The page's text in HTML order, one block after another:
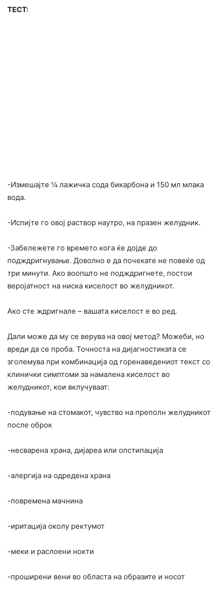
ТЕСТ:
-Измешајте ¼ лажичка сода бикарбона и 150 мл млака
вода.
-Испијте го овој раствор наутро, на празен желудник.
-Забележете го времето кога ќе дојде до
подждригнување. Доволно е да почекате не повеќе од
три минути. Ако воопшто не подждригнете, постои
веројатност на ниска киселост во желудникот.
Ако сте ждригнале – вашата киселост е во ред.
Дали може да му се верува на овој метод? Можеби, но
вреди да се проба. Точноста на дијагностиката се
зголемува при комбинација од горенаведениот текст со
клинички симптоми за намалена киселост во
желудникот, кои вклучуваат:
-подување на стомакот, чувство на преполн желудникот
после оброк
-несварена храна, дијареа или опстипација
-алергија на одредена храна
-повремена мачнина
-иритација околу ректумот
-меки и раслоени нокти
-проширени вени во областа на образите и носот